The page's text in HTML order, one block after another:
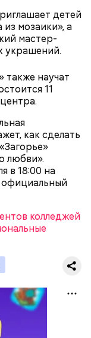
детей
мозаики», а
мастер-
украшений.
также научат
11
центра.
как сделать
любви».
в 18:00 на
колледжей
снега
его мнению,
традиция, —